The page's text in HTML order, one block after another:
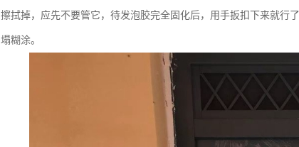
擦拭掉，应先不要管它，待发泡胶完全固化后，用手扳扣下来就行
塌糊涂。